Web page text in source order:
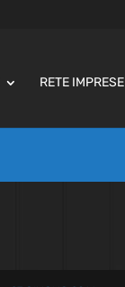
RETE IMPRESE